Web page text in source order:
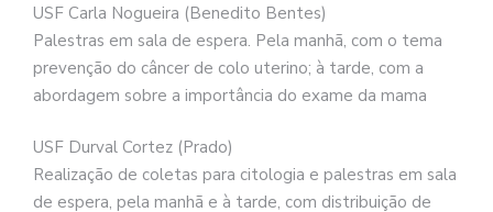
USF Carla Nogueira (Benedito Bentes)
Palestras em sala de espera. Pela manhã, com o tema
prevenção do câncer de colo uterino; à tarde, com a
abordagem sobre a importância do exame da mama
USF Durval Cortez (Prado)
Realização de coletas para citologia e palestras em sala
de espera, pela manhã e à tarde, com distribuição de